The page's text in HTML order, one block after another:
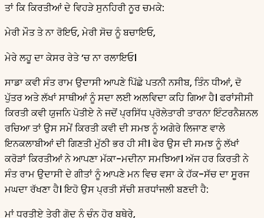
ਤਾਂ ਕਿ ਕਿਰਤੀਆਂ ਦੇ ਵਿਹੜੇ ਸੁਨਹਿਰੀ ਨੂਰ ਚਮਕੇ:
ਮੇਰੀ ਮੌਤ ਤੇ ਨਾ ਰੋਇਓ, ਮੇਰੀ ਸੋਚ ਨੂੰ ਬਚਾਇਓ,
ਮੇਰੇ ਲਹੂ ਦਾ ਕੇਸਰ ਰੇਤੇ ’ਚ ਨਾ ਰਲਾਇਓ।
ਸਾਡਾ ਕਵੀ ਸੰਤ ਰਾਮ ਉਦਾਸੀ ਆਪਣੇ ਪਿੱਛੇ ਪਤਨੀ ਨਸੀਬ, ਤਿੰਨ ਧੀਆਂ, ਦੋ
ਪੁੱਤਰ ਅਤੇ ਲੱਖਾਂ ਸਾਥੀਆਂ ਨੂੰ ਸਦਾ ਲਈ ਅਲਵਿਦਾ ਕਹਿ ਗਿਆ ਹੈ। ਫਰਾਂਸੀਸੀ
ਕਿਰਤੀ ਕਵੀ ਯੁਜਨਿ ਪੋਤੀਏ ਨੇ ਜਦੋਂ ਪ੍ਰਸਿੱਧ ਪ੍ਰੋਲੇਤਾਰੀ ਤਾਰਨਾ ਇੰਟਰਨੈਸ਼ਨਲ
ਰਚਿਆ ਤਾਂ ਉਸ ਸਮੇਂ ਕਿਰਤੀ ਕਵੀ ਦੀ ਸਮਝ ਨੂੰ ਅਗੇਰੇ ਲਿਜਾਣ ਵਾਲੇ
ਇਨਕਲਾਬੀਆਂ ਦੀ ਗਿਣਤੀ ਮੁੱਠੀ ਭਰ ਹੀ ਸੀ। ਫੇਰ ਉਸ ਦੀ ਸਮਝ ਨੂੰ ਲੱਖਾਂ
ਕਰੋੜਾਂ ਕਿਰਤੀਆਂ ਨੇ ਆਪਣਾ ਮੱਕਾ-ਮਦੀਨਾ ਸਮਝਿਆ। ਅੱਜ ਹਰ ਕਿਰਤੀ ਨੇ
ਸੰਤ ਰਾਮ ਉਦਾਸੀ ਦੇ ਗੀਤਾਂ ਨੂੰ ਆਪਣੇ ਮਨ ਵਿਚ ਵਸਾ ਕੇ ਹੱਕ-ਸੱਚ ਦਾ ਸੂਰਜ
ਮਘਦਾ ਰੱਖਣਾ ਹੈ। ਇਹੋ ਉਸ ਪ੍ਰਤੀ ਸੱਚੀ ਸ਼ਰਧਾਂਜਲੀ ਬਣਦੀ ਹੈ:
ਮਾਂ ਧਰਤੀਏ ਤੇਰੀ ਗੋਦ ਨੂੰ ਚੰਨ ਹੋਰ ਬਥੇਰੇ,